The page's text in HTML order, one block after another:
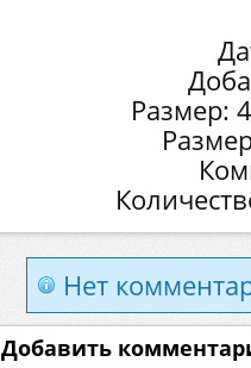
Размер:
Нет
Добавить